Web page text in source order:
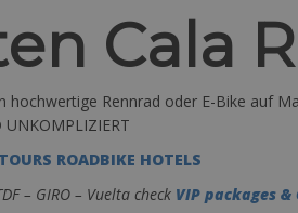
Cala
Rennrad oder E-Bike auf
UNKOMPLIZIERT
ROADBIKE HOTELS
– GIRO – Vuelta check VIP packages